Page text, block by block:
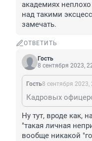
академиях
над такими
замечать.
ОТВЕТИТЬ
Гость
8 сентября 2023,
Гость8 сентября 2023,
Ну тут, вроде как,
"такая личная
вообще никакой